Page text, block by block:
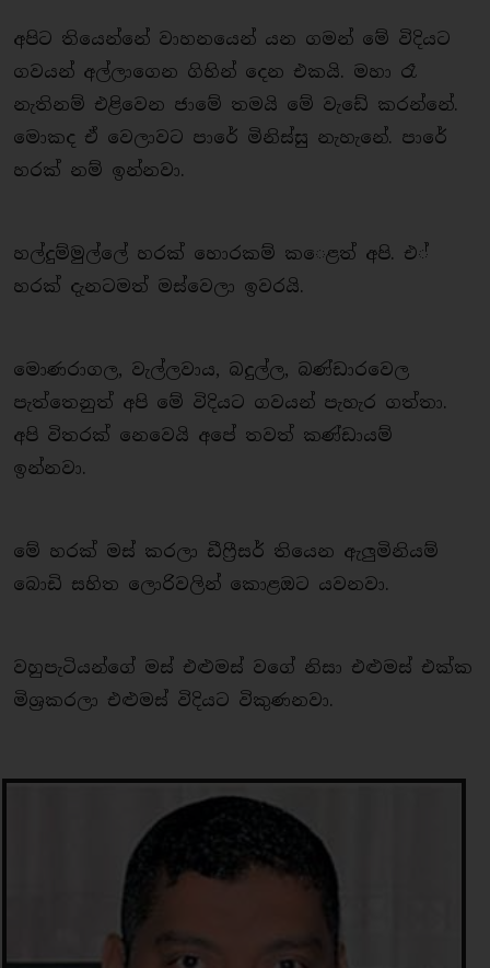
අපිට තියෙන්නේ වාහනයෙන් යන ගමන් මේ විදියට
ගවයන් අල්ලාගෙන ගිහින් දෙන එකයි. මහා රෑ
නැතිනම් එළිවෙන ජාමේ තමයි මේ වැඩේ කරන්නේ.
මොකද ඒ වෙලාවට පාරේ මිනිස්සු නැහැනේ. පාරේ
හරක් නම් ඉන්නවා.
හල්දුම්මුල්ලේ හරක් හොරකම් ක​ෙළත් අපි. එ්
හරක් දැනටමත් මස්වෙලා ඉවරයි.
මොණරාගල, වැල්ලවාය, බදුල්ල, බණ්ඩාරවෙල
පැත්තෙනුත් අපි මේ විදියට ගවයන් පැහැර ගත්තා.
අපි විතරක් නෙවෙයි අපේ තවත් කණ්ඩායම්
ඉන්නවා.
මේ හරක් මස් කරලා ඩීෆ්‍රීසර් තියෙන ඇලුමිනියම්
බොඩි සහිත ලොරිවලින් කොළඔට යවනවා.
වහුපැටියන්ගේ මස් එළුමස් වගේ නිසා එළුමස් එක්ක
මිශ්‍රකරලා එළුමස් විදියට විකුණනවා.